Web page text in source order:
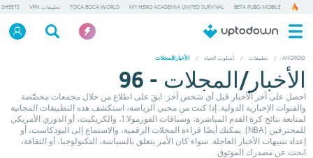
BETA PUBG MOBILE
MY HERO ACADEMIA UNITED SURVIVAL
TOCA BOCA WORLD تطبيقات VPN
ANDROID
/ تطبيقات / أسلوب الحياة / الأخبار/المجلات
الأخبار/المجلات - 96
احصل على آخر الأخبار قبل أي شخص آخر: ابقَ على اطلاع من خلال مجمعات مخصّّصة
والقنوات الإخبارية الدولية. إذا كنت من محبي الرياضة، استكشف هذه التطبيقات المجانية
لمتابعة نتائج كرة القدم المباشرة، وسباقات الفورمولا 1، والكريكيت، أو الدوري الأمريكي
للمحترفين (NBA). يمكنك أيضًا قراءة المجلات الرقمية، والاستماع إلى البودكاست، أو
إعداد تنبيهات الأخبار العاجلة. سواء كان الأمر يتعلق بالسياسة، التكنولوجيا، أو الثقافة،
ابحث عن مصدرك الموثوق.